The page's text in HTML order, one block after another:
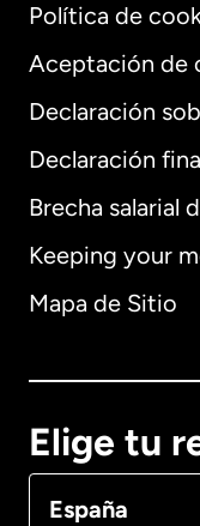
Política de
Aceptación de
Declaración
Declaración
Brecha salarial
Keeping your
Mapa de Sitio
Elige tu
España